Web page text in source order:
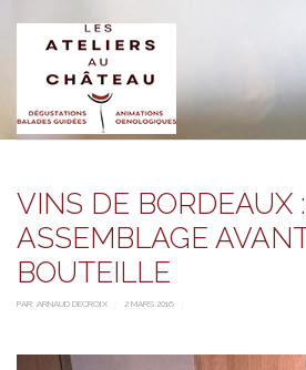
VINS DE BORDEAUX :
ASSEMBLAGE
BOUTEILLE
PAR: ARNAUD DECROIX 2 MARS 2016